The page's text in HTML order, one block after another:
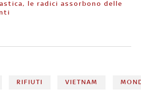
RIFIUTI VIETNAM